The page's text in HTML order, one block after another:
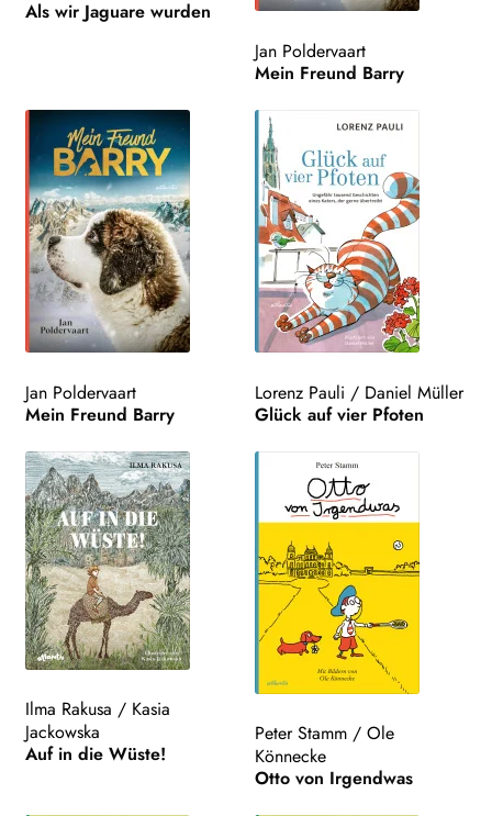
Als wir Jaguare wurden
Jan Poldervaart
Mein Freund Barry
Jan Poldervaart
Mein Freund Barry
Lorenz Pauli / Daniel Müller
Glück auf vier Pfoten
Ilma Rakusa / Kasia
Jackowska
Auf in die Wüste!
Peter Stamm /Ole
Könnecke
Otto von Irgendwas